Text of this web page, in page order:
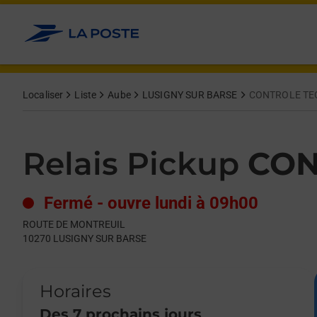
Allez au contenu
Localiser Liste Aube LUSIGNY SUR BARSE CONTROLE
Relais Pickup
Fermé - ouvre lundi à 09h00
ROUTE DE MONTREUIL
10270 LUSIGNY SUR BARSE
Horaires
Day of the WeekHours
Get directions to Relais Pickup at ROUTE DE MONTREUIL
lien s'ouvre dans un nouvel onglet